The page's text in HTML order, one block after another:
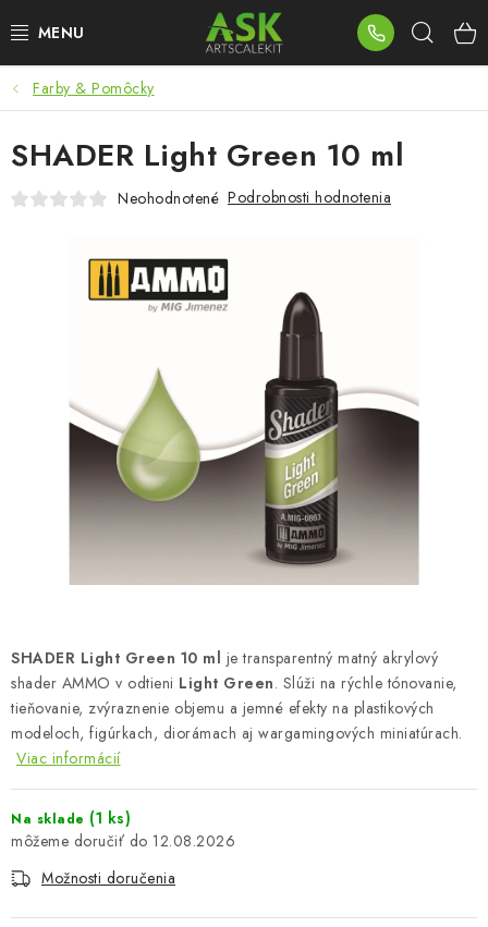
na
BLOG
SUMMER DAYS
WARHAMMER
ASK PRODUKTY
PLASTOVÉ MODELY
PRÍSLUŠENSTVO
FARBY & POMÔCKY
VOUCHERS
PREDÁVANÉ ZNAČKY
Podmienky a pravidlá
Postup pri podávaní sťažností
Prevodník modelárskych farieb
FAQ
Výstavy 2026
Farby & Pomôcky
SHADER Light Green 10 ml je transparentný matný akrylový
shader AMMO v odtieni Light Green. Slúži na rýchle tónovanie,
tieňovanie, zvýraznenie objemu a jemné efekty na plastikových
modeloch, figúrkach, diorámach aj wargamingových miniatúrach.
Viac informácií
Na sklade (1 ks)
12.08.2026
Možnosti doručenia
SHADER Light Green 10 ml
Neohodnotené Podrobnosti hodnotenia